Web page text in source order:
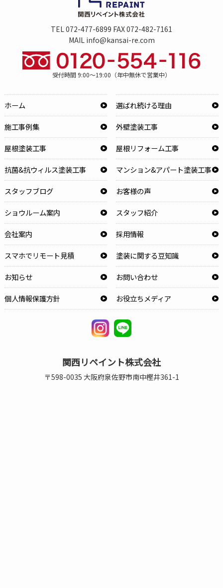
TEL 072-477-6899 FAX 072-482-7161
MAIL info@kansai-re.com
受付時間 9:00～19:00（年中無休で営業中）
ホーム 選ばれ続ける理由
施工事例集 外壁塗装工事
屋根塗装工事 屋根リフォーム工事
抗菌&抗ウィルス塗装工事 マンション&アパート塗装工事
スタッフブログ お客様の声
ショウルーム案内 スタッフ紹介
会社案内 採用情報
スマホでリモート見積 塗装に関する豆知識
お知らせ お問い合わせ
個人情報保護方針 お役立ちメディア
関西リペイント株式会社
〒598-0035 大阪府泉佐野市南中樫井361-1